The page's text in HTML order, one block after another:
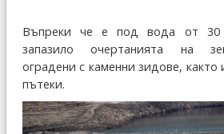
Въпреки че е под вода от 30
запазило очертанията на
оградени с каменни зидове,
пътеки.